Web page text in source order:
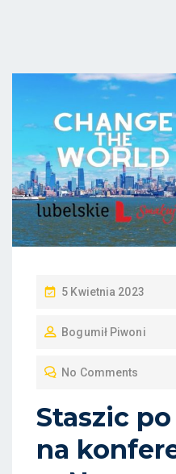
5 Kwietnia 2023
Bogumił Piwoni
No Comments
Staszic
na